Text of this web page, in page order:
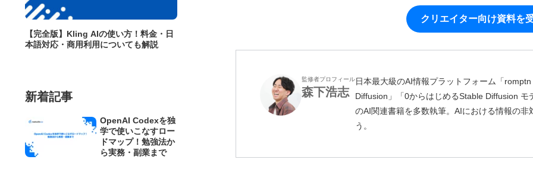
クリエイター向け資料を
監修者プロフィール
森下浩志
日本最大級のAI情報プラットフォーム「
Diffusion」「0からはじめるStable Diffusion
のAI関連書籍を多数執筆。AIにおける情報の
う。
【完全版】Kling AIの使い方！料金・日
本語対応・商用利用についても解説
新着記事
OpenAI Codexを独
学で使いこなすロー
ドマップ！勉強法か
ら実務・副業まで